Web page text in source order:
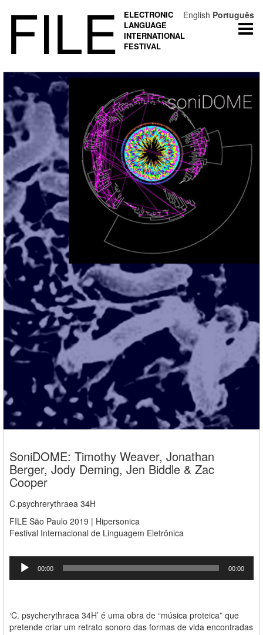
FILE
ELECTRONIC
LANGUAGE
INTERNATIONAL
FESTIVAL
SoniDOME: Timothy Weaver, Jonathan
Berger, Jody Deming, Jen Biddle & Zac
Cooper
C.psychrerythraea 34H
FILE São Paulo 2019 | Hipersonica
Festival Internacional de Linguagem Eletrônica
Tocador
00:00 00:00
‘C. psycherythraea 34H’ é uma obra de “música proteica” que
pretende criar um retrato sonoro das formas de vida encontradas
English Português